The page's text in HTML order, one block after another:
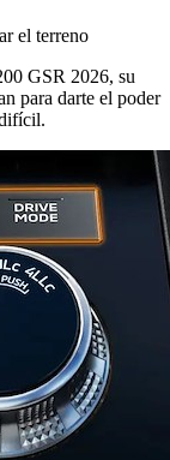
el terreno
GSR 2026, su
para darte el poder